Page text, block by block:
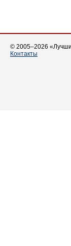
© 2005–2026
Контакты